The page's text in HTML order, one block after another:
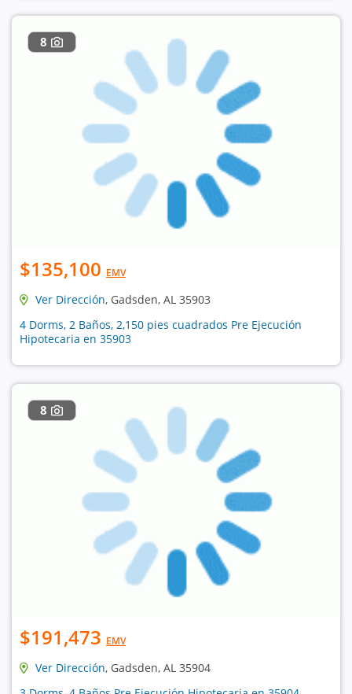
8
$135,100 EMV
Ver Dirección, Gadsden, AL 35903
4 Dorms, 2 Baños, 2,150 pies cuadrados Pre Ejecución
Hipotecaria en 35903
8
$191,473 EMV
Ver Dirección, Gadsden, AL 35904